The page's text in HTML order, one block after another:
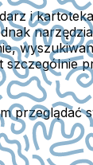
i
szczególnie
przeglądać